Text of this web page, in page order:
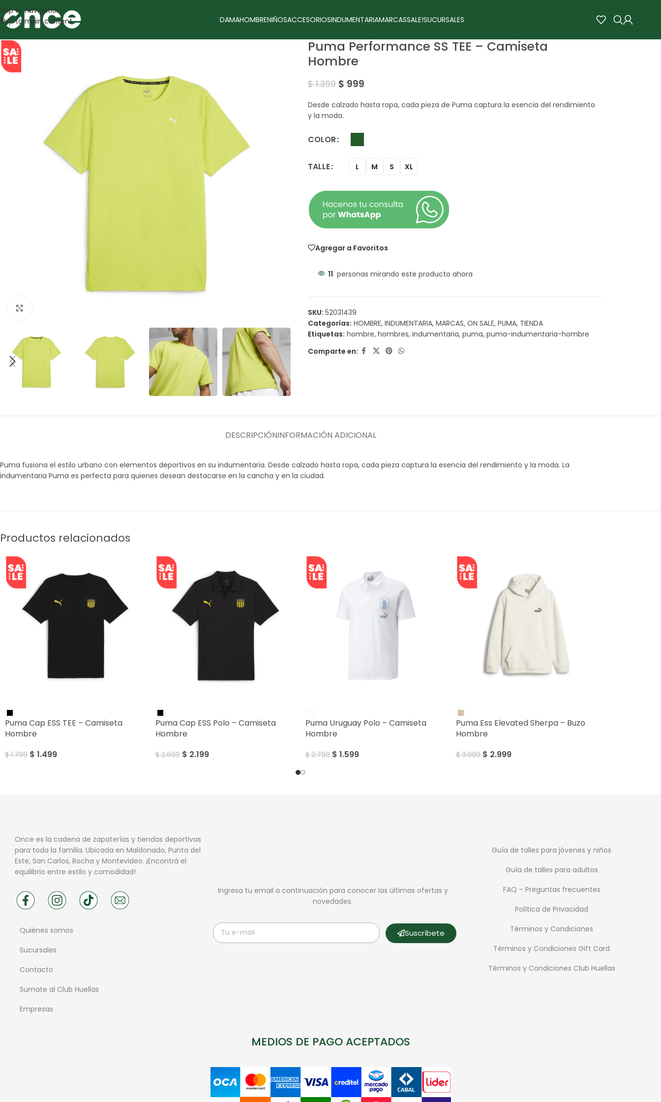
Skip to navigation
Skip to main content
DAMAHOMBRENIÑOSACCESORIOSINDUMENTARIAMARCASSALE!SUCURSALES
SALE
Puma Performance SS TEE – Camiseta
Hombre
$1.399 $ 999
Desde calzado hasta ropa, cada pieza de Puma captura la esencia del rendimiento
y la moda.
COLOR
TALLE L M S XL
Agregar a Favoritos
11 personas mirando este producto ahora
SKU: 52031439
Categorías: HOMBRE, INDUMENTARIA, MARCAS, ON SALE, PUMA, TIENDA
Etiquetas: hombre, hombres, indumentaria, puma, puma-indumentaria-hombre
Comparte en:
DESCRIPCIÓNINFORMACIÓN ADICIONAL
Puma fusiona el estilo urbano con elementos deportivos en su indumentaria. Desde calzado hasta ropa, cada pieza captura la esencia del rendimiento y la moda. La
indumentaria Puma es perfecta para quienes desean destacarse en la cancha y en la ciudad.
Productos relacionados
Puma Cap ESS TEE – Camiseta
Hombre
$1.799 $ 1.499
Puma Cap ESS Polo – Camiseta
Hombre
$2.699 $ 2.199
Puma Uruguay Polo – Camiseta
Hombre
$2.799 $ 1.599
Puma Ess Elevated Sherpa – Buzo
Hombre
$3.999 $ 2.999
Once es la cadena de zapaterías y tiendas deportivas
para toda la familia. Ubicada en Maldonado, Punta del
Este, San Carlos, Rocha y Montevideo. ¡Encontrá el
equilibrio entre estilo y comodidad!
Quiénes somos
Sucursales
Contacto
Sumate al Club Huellas
Empresas
Ingresa tu email a continuación para conocer las últimas ofertas y
novedades.
Suscríbete
Guía de talles para jóvenes y niños
Guía de talles para adultos
FAQ – Preguntas frecuentes
Política de Privacidad
Términos y Condiciones
Términos y Condiciones Gift Card
Términos y Condiciones Club Huellas
MEDIOS DE PAGO ACEPTADOS